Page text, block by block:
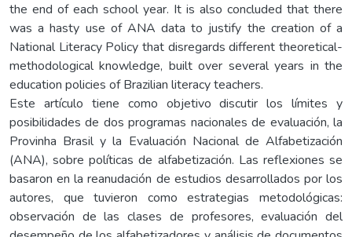
the end of each school year. It is also concluded that there
was a hasty use of ANA data to justify the creation of a
National Literacy Policy that disregards different theoretical-
methodological knowledge, built over several years in the
education policies of Brazilian literacy teachers.
Este artículo tiene como objetivo discutir los límites y
posibilidades de dos programas nacionales de evaluación, la
Provinha Brasil y la Evaluación Nacional de Alfabetización
(ANA), sobre políticas de alfabetización. Las reflexiones se
basaron en la reanudación de estudios desarrollados por los
autores, que tuvieron como estrategias metodológicas:
observación de las clases de profesores, evaluación del